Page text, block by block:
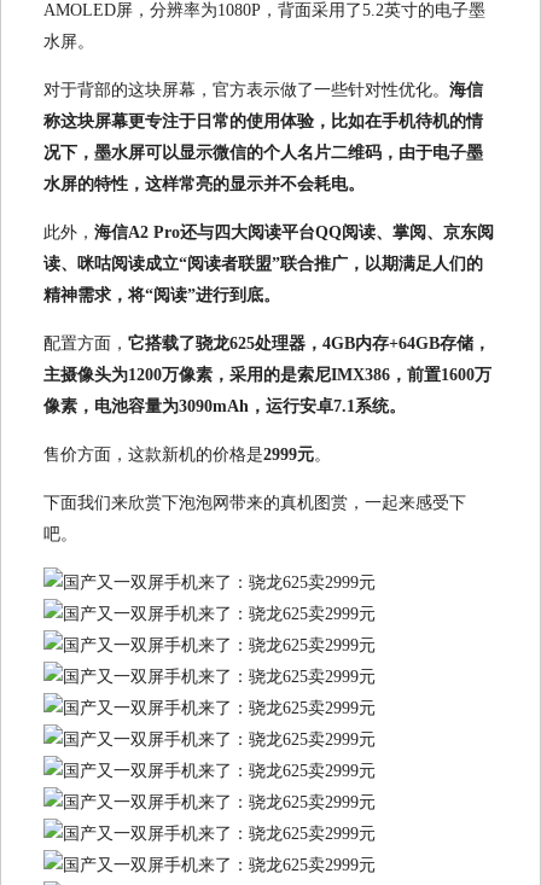
AMOLED屏，分辨率为1080P，背面采用了5.2英寸的电子墨
水屏。
对于背部的这块屏幕，官方表示做了一些针对性优化。 海信
称这块屏幕更专注于日常的使用体验，比如在手机待机的情
况下，墨水屏可以显示微信的个人名片二维码，由于电子墨
水屏的特性，这样常亮的显示并不会耗电。
此外， 海信A2 Pro还与四大阅读平台QQ阅读、掌阅、京东阅
读、咪咕阅读成立“阅读者联盟”联合推广，以期满足人们的
精神需求，将“阅读”进行到底。
配置方面， 它搭载了骁龙625处理器，4GB内存+64GB存储，
主摄像头为1200万像素，采用的是索尼IMX386，前置1600万
像素，电池容量为3090mAh，运行安卓7.1系统。
售价方面，这款新机的价格是2999元。
下面我们来欣赏下泡泡网带来的真机图赏，一起来感受下
吧。